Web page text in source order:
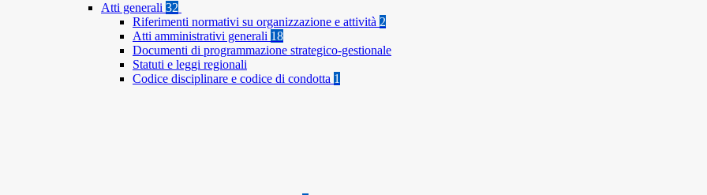
Atti generali 32
Riferimenti normativi su organizzazione e attività 2
Atti amministrativi generali 18
Documenti di programmazione strategico-gestionale
Statuti e leggi regionali
Codice disciplinare e codice di condotta 1